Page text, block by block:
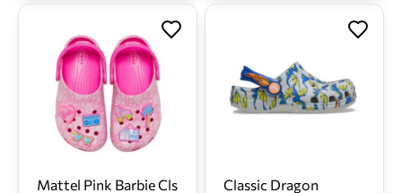
Mattel Pink Barbie Cls
Classic Dragon